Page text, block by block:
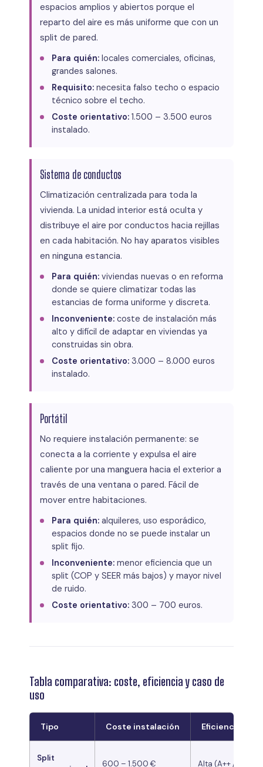
espacios amplios y abiertos porque el
reparto del aire es más uniforme que con un
split de pared.
Para quién: locales comerciales, oficinas,
grandes salones.
Requisito: necesita falso techo o espacio
técnico sobre el techo.
Coste orientativo: 1.500 – 3.500 euros
instalado.
Sistema de conductos
Climatización centralizada para toda la
vivienda. La unidad interior está oculta y
distribuye el aire por conductos hacia rejillas
en cada habitación. No hay aparatos visibles
en ninguna estancia.
Para quién: viviendas nuevas o en reforma
donde se quiere climatizar todas las
estancias de forma uniforme y discreta.
Inconveniente: coste de instalación más
alto y difícil de adaptar en viviendas ya
construidas sin obra.
Coste orientativo: 3.000 – 8.000 euros
instalado.
Portátil
No requiere instalación permanente: se
conecta a la corriente y expulsa el aire
caliente por una manguera hacia el exterior a
través de una ventana o pared. Fácil de
mover entre habitaciones.
Para quién: alquileres, uso esporádico,
espacios donde no se puede instalar un
split fijo.
Inconveniente: menor eficiencia que un
split (COP y SEER más bajos) y mayor nivel
de ruido.
Coste orientativo: 300 – 700 euros.
Tabla comparativa: coste, eficiencia y caso de
uso
Tipo Coste instalación Eficiencia
Split
600 – 1.500 € Alta (A++ / A+++)